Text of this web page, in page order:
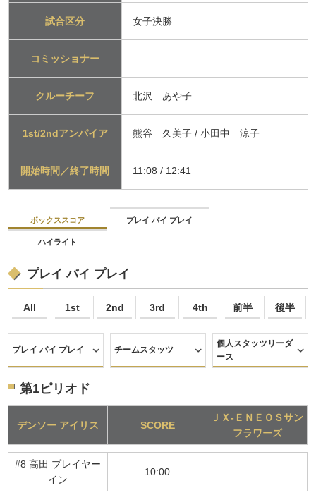
試合区分 女子決勝
コミッショナー
クルーチーフ 北沢 あや子
1st/2ndアンパイア 熊谷 久美子 / 小田中 涼子
開始時間／終了時間 11:08 / 12:41
ボックススコア プレイ バイ プレイ
ハイライト
プレイ バイ プレイ
All 1st 2nd 3rd 4th 前半 後半
プレイ バイ プレイ チームスタッツ
個人スタッツリーダ
ース
第1ピリオド
デンソー アイリス SCORE
ＪＸ-ＥＮＥＯＳサン
フラワーズ
#8 高田 プレイヤー
イン
10:00